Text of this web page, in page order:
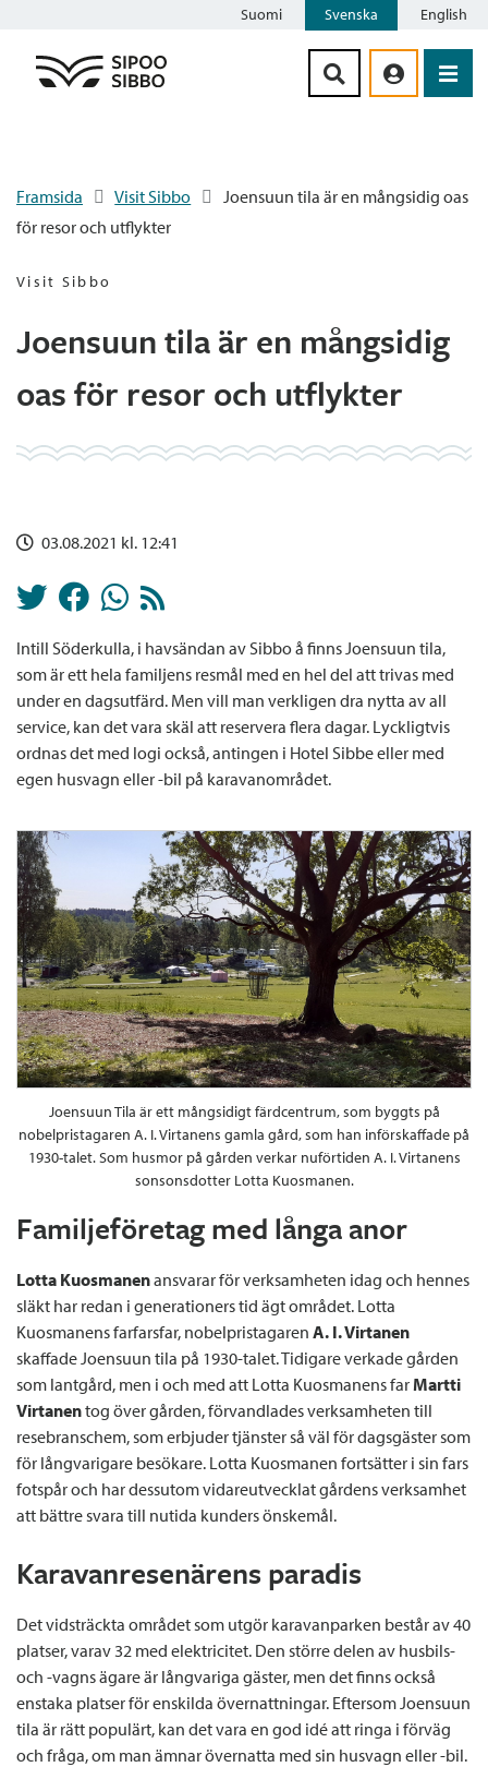
Suomi Svenska English
Framsida Visit Sibbo
Joensuun tila är en mångsidig oas
för resor och utflykter
Visit Sibbo
Joensuun tila är en mångsidig
oas för resor och utflykter
03.08.2021 kl. 12:41
Intill Söderkulla, i havsändan av Sibbo å finns Joensuun tila,
som är ett hela familjens resmål med en hel del att trivas med
under en dagsutfärd. Men vill man verkligen dra nytta av all
service, kan det vara skäl att reservera flera dagar. Lyckligtvis
ordnas det med logi också, antingen i Hotel Sibbe eller med
egen husvagn eller -bil på karavanområdet.
Joensuun Tila är ett mångsidigt färdcentrum, som byggts på
nobelpristagaren A. I. Virtanens gamla gård, som han införskaffade på
1930-talet. Som husmor på gården verkar nuförtiden A. I. Virtanens
sonsonsdotter Lotta Kuosmanen.
Familjeföretag med långa anor
Lotta Kuosmanenansvarar för verksamheten idag och hennes
släkt har redan i generationers tid ägt området. Lotta
Kuosmanens farfarsfar, nobelpristagarenA. I. Virtanen
skaffade Joensuun tila på 1930-talet. Tidigare verkade gården
som lantgård, men i och med att Lotta Kuosmanens far Martti
Virtanentog över gården, förvandlades verksamheten till
resebranschem, som erbjuder tjänster så väl för dagsgäster som
för långvarigare besökare. Lotta Kuosmanen fortsätter i sin fars
fotspår och har dessutom vidareutvecklat gårdens verksamhet
att bättre svara till nutida kunders önskemål.
Karavanresenärens paradis
Det vidsträckta området som utgör karavanparken består av 40
platser, varav 32 med elektricitet. Den större delen av husbils-
och -vagns ägare är långvariga gäster, men det finns också
enstaka platser för enskilda övernattningar. Eftersom Joensuun
tila är rätt populärt, kan det vara en god idé att ringa i förväg
och fråga, om man ämnar övernatta med sin husvagn eller -bil.